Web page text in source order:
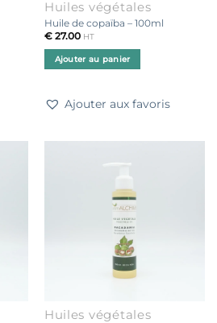
Huiles végétales
Huile de copaïba – 100ml
€27.00 HT
Ajouter au panier
Ajouter aux favoris
Huiles végétales